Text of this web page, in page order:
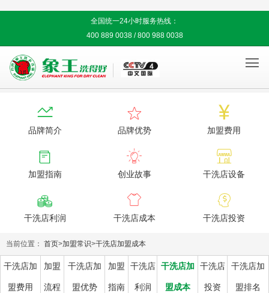
全国统一24小时服务热线：
400 889 0038 / 800 988 0038


品牌简介

品牌优势

加盟费用

加盟指南

创业故事

干洗店设备

干洗店利润

干洗店成本

干洗店投资
当前位置： 首页>加盟常识>干洗店加盟成本
干洗店加
盟费用
加盟
流程
干洗店加
盟优势
加盟
指南
干洗店
利润
干洗店加
盟成本
干洗店
投资
干洗店加
盟排名